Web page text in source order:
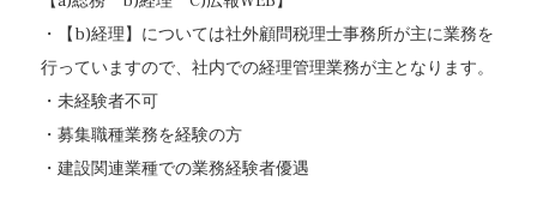
・【b)経理】については社外顧問税理士事務所が主に業務を
行っていますので、社内での経理管理業務が主となります。
・未経験者不可
・募集職種業務を経験の方
・建設関連業種での業務経験者優遇